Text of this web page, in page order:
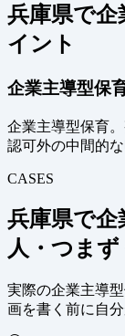
兵庫県で企
イント
企業主導型保
企業主導型保育
認可外の中間的な
CASES
兵庫県で企
人・つまず
実際の企業主導
画を書く前に自